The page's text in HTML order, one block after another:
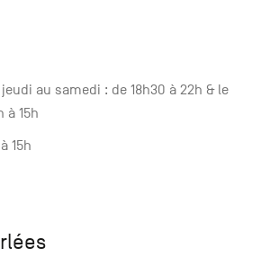
au samedi : de 18h30 à 22h & le
à 15h
15h